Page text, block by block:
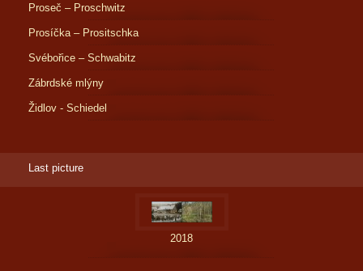
Proseč – Proschwitz
Prosíčka – Prositschka
Svébořice – Schwabitz
Zábrdské mlýny
Židlov - Schiedel
Last picture
2018